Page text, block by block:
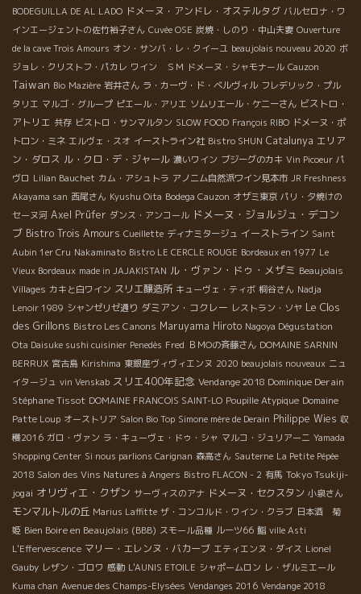
BODEGUILLA DE AL LADO ドメーヌ・アンドレ・オステルタグ バルセロナ・ワ
インエージェントの佐竹裕子さん Cuvée OSE 炭焼・しのり・中山夫妻 Ouverture
de la cave Trois Amours オン・サンバ・レ・クイーユ beaujolais nouveau 2020 ボ
ジョレ・クリストフ・パカレ ワイン ＳＭ ドメーヌ・シャモナール Cauzon
Taiwan Bio Mazière 岩井さん ラ・カーヴ・ド・ベルヴィル フレデリック・プル
タリエ マルゴ・グループ ピエール・アリエ ソムリエール・ケニーさん ビストロ・
アトリエ 共存 ビストロ・サンマルタン SLOW FOOD François RIBO ドメーヌ・ポ
トロン・ミネ エルヴェ・スオ イーストライン社 Bistro SHUN Catalunya エリア
ン・ダロス ル・クロ・デ・ジャール 濃いワイン ブジーグのカキ Vin Picoeur パ
ヴロ Lilian Bauchet カム・アシュトラ アノニム自然派ワイン見本市 JR Freshness
Akayama san 西尾さん Kyushu Oita Bodega Cauzon オザミ東京 パリ・夕焼けの
セーヌ河 Axel Prüfer ダンス・アンコール ドメーヌ・ジョルジュ・デコン
ブ Bistro Trois Amours Cueillette ディナミタージュ イーストライン Saint
Aubin 1er Cru Nakaminato Bistro LE CERCLE ROUGE Bordeaux en 1977 Le
Vieux Bordeaux made in JAJAKISTAN ル・ヴァン・ドゥ・メザミ Beaujolais
Villages カキと白ワイン スリエ醸造所 キューヴェ・ティボ 桐谷さん Nadja
Lenoir 1989 シャンゼリゼ通り ダミアン・コクレー レストラン・ソヤ Le Clos
des Grillons Bistro Les Canons Maruyama Hiroto Nagoya Dégustation
Ota Daisuke sushi cuisinier Penedès Fred ＢＭОの斉藤さん DOMAINE SARNIN
BERRUX 宮古島 Kirishima 東銀座ヴィヴィエンヌ 2020 beaujolais nouveaux ニュ
イタージュ vin Venskab スリエ400年記念 Vendange 2018 Dominique Derain
Stéphane Tissot DOMAINE FRANCOIS SAINT-LO Poupille Atypique Domaine
Patte Loup オーストリア Salon Bio Top Simone mère de Derain Philippe Wies 収
穫2016 ガロ・ヴァン ラ・キューヴェ・ドゥ・シャ マルコ・ジュリアーニ Yamada
Shopping Center Si nous parlions Carignan 森高さん Sauterne La Petite Pépée
2018 Salon des Vins Natures à Angers Bistro FLACON - 2 有馬 Tokyo Tsukiji-
jogai オリヴィエ・クザン サーヴィスのアナ ドメーヌ・セクスタン 小泉さん
モンマルトルの丘 Marius Laffitte ザ・コンコルド・ワイン・クラブ 日本酒 菊
姫 Bien Boire en Beaujolais (BBB) スモール品種 ルーツ66 鮨 ville Asti
L'Effervescence マリー・エレンヌ・バカーブ エティエンヌ・ダイス Lionel
Gauby レザン・ゴロワ 感動 L'AUNIS ETOILE シャポームロン レ・ザルミエール
Kuma chan Avenue des Champs-Elysées Vendanges 2016 Vendange 2018